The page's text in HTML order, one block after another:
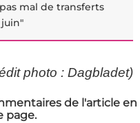
mal de transferts
photo : Dagbladet)
de l'article en
page.